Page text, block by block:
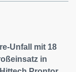
Unfall mit 18
in